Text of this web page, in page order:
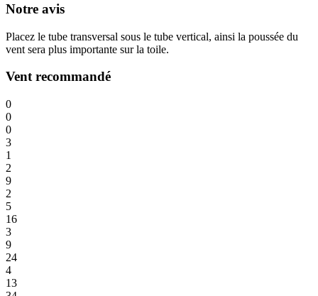
Notre avis
Placez le tube transversal sous le tube vertical, ainsi la poussée du
vent sera plus importante sur la toile.
Vent recommandé
0
0
0
3
1
2
9
2
5
16
3
9
24
4
13